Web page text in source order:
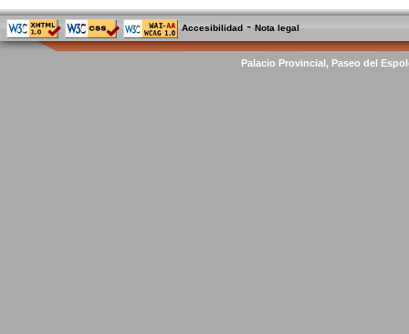
Accesibilidad -Nota legal
Palacio Provincial, Paseo del